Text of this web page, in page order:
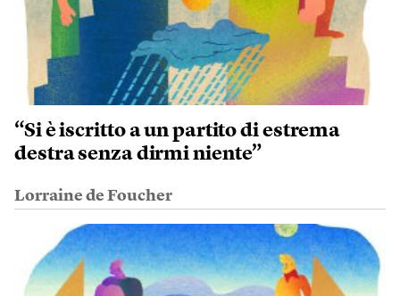
“Si è iscritto a un partito di estrema
destra senza dirmi niente”
Lorraine de Foucher